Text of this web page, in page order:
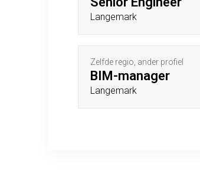
Langemark
Zelfde regio, ander profiel
BIM-manager
Langemark